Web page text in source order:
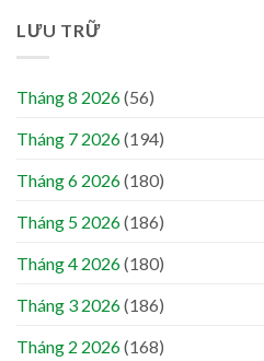
LƯU TRỮ
Tháng 8 2026(56)
Tháng 7 2026(194)
Tháng 6 2026(180)
Tháng 5 2026(186)
Tháng 4 2026(180)
Tháng 3 2026(186)
Tháng 2 2026(168)